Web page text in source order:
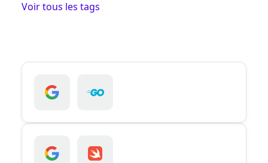
Voir tous les tags